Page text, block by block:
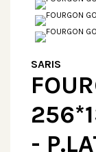
SARIS
-